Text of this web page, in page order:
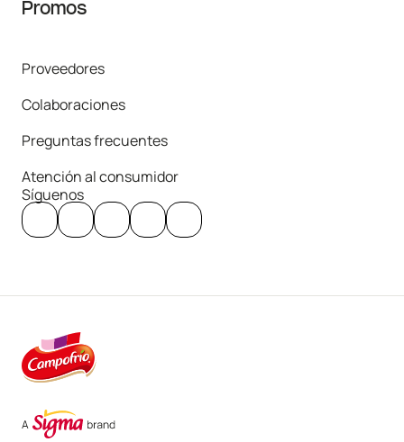
Promos
Proveedores
Colaboraciones
Preguntas frecuentes
Atención al consumidor
Síguenos